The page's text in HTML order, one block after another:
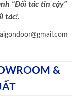
“Đối tác tin cậy”
tác!.
&